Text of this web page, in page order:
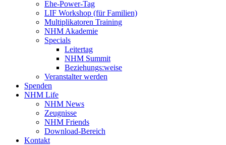
Ehe-Power-Tag
LIF Workshop (für Familien)
Multiplikatoren Training
NHM Akademie
Specials
Leitertag
NHM Summit
Beziehungs:weise
Veranstalter werden
Spenden
NHM Life
NHM News
Zeugnisse
NHM Friends
Download-Bereich
Kontakt